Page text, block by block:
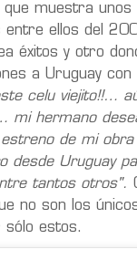
que muestra unos
entre ellos del
éxitos y otro
a Uruguay con
celu viejito!!…
mi hermano
estreno de mi
desde Uruguay
tantos otros".
no son los
sólo estos.